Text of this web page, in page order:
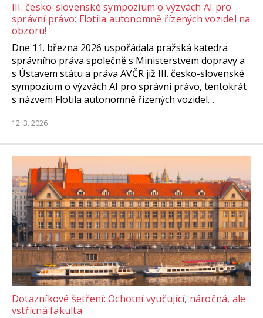
III. česko-slovenské sympozium o výzvách AI pro
správní právo: Flotila autonomně řízených vozidel na
obzoru!
Dne 11. března 2026 uspořádala pražská katedra
správního práva společně s Ministerstvem dopravy a
s Ústavem státu a práva AVČR již III. česko-slovenské
sympozium o výzvách AI pro správní právo, tentokrát
s názvem Flotila autonomně řízených vozidel…
12. 3. 2026
Dotazníkové šetření: Ochotní vyučující, náročná, ale
vstřícná fakulta